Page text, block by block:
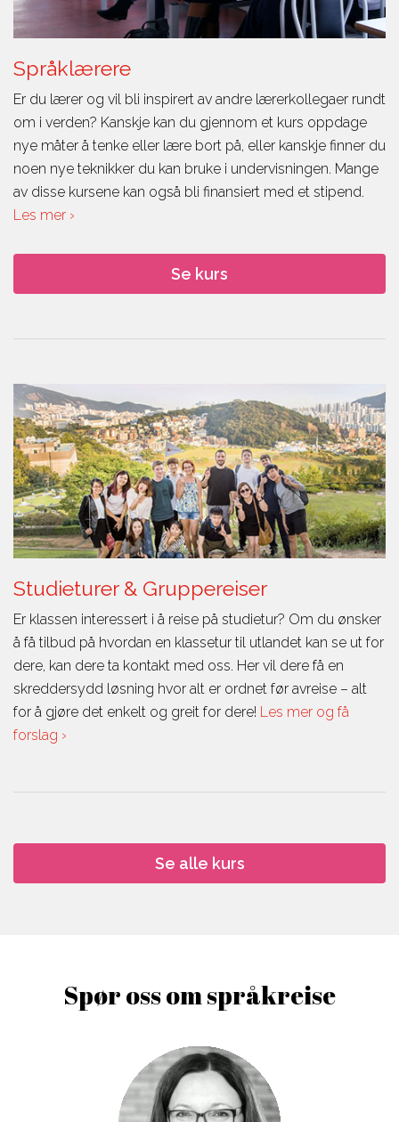
Språklærere
Er du lærer og vil bli inspirert av andre lærerkollegaer rundt
om i verden? Kanskje kan du gjennom et kurs oppdage
nye måter å tenke eller lære bort på, eller kanskje finner du
noen nye teknikker du kan bruke i undervisningen. Mange
av disse kursene kan også bli finansiert med et stipend.
Les mer ›
Se kurs
Studieturer & Gruppereiser
Er klassen interessert i å reise på studietur? Om du ønsker
å få tilbud på hvordan en klassetur til utlandet kan se ut for
dere, kan dere ta kontakt med oss. Her vil dere få en
skreddersydd løsning hvor alt er ordnet før avreise – alt
for å gjøre det enkelt og greit for dere! Les mer og få
forslag ›
Se alle kurs
Spør oss om språkreise